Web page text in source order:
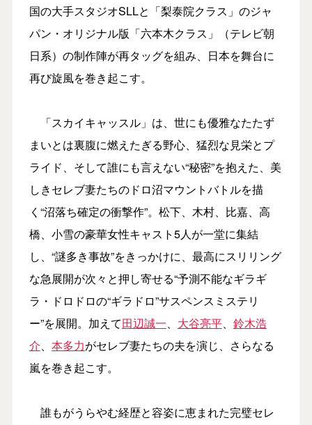
国の大手スタジオSLLと「梨泰院クラス」のジャ
パン・オリジナル版「六本木クラス」（テレビ朝
日系）の制作陣が再タッグを組み、日本を舞台に
再び旋風を巻き起こす。
「スカイキャッスル」は、世にも優雅なたたず
まいとは裏腹に燃えたぎる野心、猛烈な見栄とプ
ライド、そして誰にも言えない“秘密”を抱えた、美
しきセレブ妻たちのドロ沼マウントバトルを描
く“沼落ち確定の衝撃作”。松下、木村、比嘉、高
橋、小雪の豪華女性キャスト5人が一堂に集結
し、“謎多き事故”をきっかけに、最高にスリリング
な急展開が次々と押し寄せる“予測不能なギラギ
ラ・ドロドロの“ギラドロ”サスペンスミステリ
ー”を展開。加えて田辺誠一、 大谷亮平、 鈴木浩
介、 本多力がセレブ妻たちの夫を演じ、さらなる
嵐を巻き起こす。
誰もがうらやむ経歴と容姿に恵まれた完璧セレ